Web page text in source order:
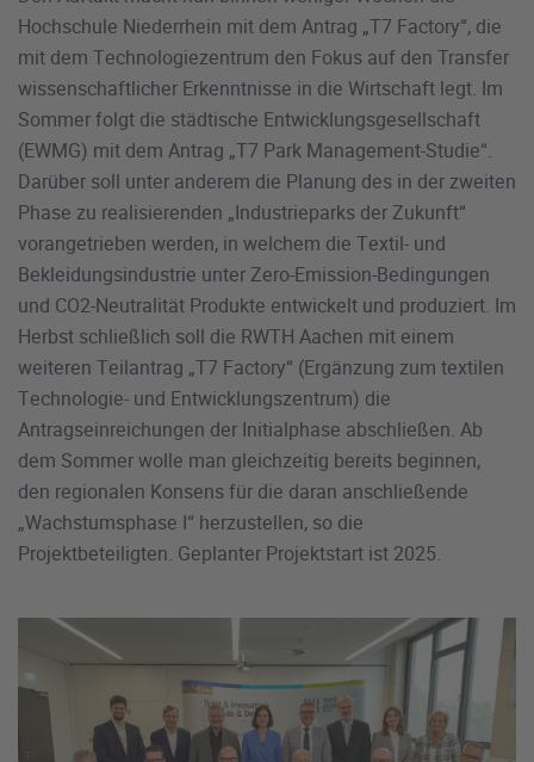
Hochschule Niederrhein mit dem Antrag „T7 Factory“, die
mit dem Technologiezentrum den Fokus auf den Transfer
wissenschaftlicher Erkenntnisse in die Wirtschaft legt. Im
Sommer folgt die städtische Entwicklungsgesellschaft
(EWMG) mit dem Antrag „T7 Park Management-Studie“.
Darüber soll unter anderem die Planung des in der zweiten
Phase zu realisierenden „Industrieparks der Zukunft“
vorangetrieben werden, in welchem die Textil- und
Bekleidungsindustrie unter Zero-Emission-Bedingungen
und CO2-Neutralität Produkte entwickelt und produziert. Im
Herbst schließlich soll die RWTH Aachen mit einem
weiteren Teilantrag „T7 Factory“ (Ergänzung zum textilen
Technologie- und Entwicklungszentrum) die
Antragseinreichungen der Initialphase abschließen. Ab
dem Sommer wolle man gleichzeitig bereits beginnen,
den regionalen Konsens für die daran anschließende
„Wachstumsphase I“ herzustellen, so die
Projektbeteiligten. Geplanter Projektstart ist 2025.